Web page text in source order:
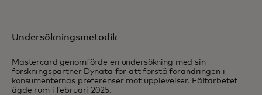
Undersökningsmetodik
Mastercard genomförde en undersökning med sin
forskningspartner Dynata för att förstå förändringen i
konsumenternas preferenser mot upplevelser. Fältarbetet
ägde rum i februari 2025.